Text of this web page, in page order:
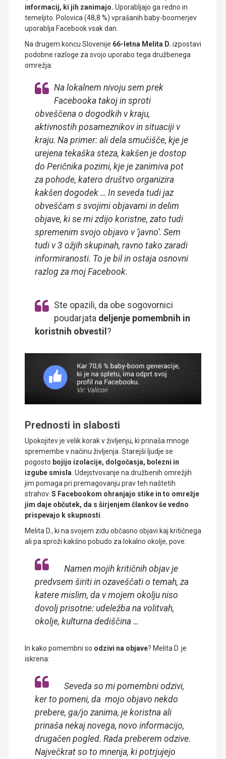
informacij, ki jih zanimajo. Uporabljajo ga redno in
temeljito. Polovica (48,8 %) vprašanih baby-boomerjev
uporablja Facebook vsak dan.
Na drugem koncu Slovenije 66-letna Melita D. izpostavi
podobne razloge za svojo uporabo tega družbenega
omrežja:
Na lokalnem nivoju sem prek
Facebooka takoj in sproti
obveščena o dogodkih v kraju,
aktivnostih posameznikov in situaciji v
kraju. Na primer: ali dela smučišče, kje je
urejena tekaška steza, kakšen je dostop
do Peričnika pozimi, kje je zanimiva pot
za pohode, katero društvo organizira
kakšen dogodek … In seveda tudi jaz
obveščam s svojimi objavami in delim
objave, ki se mi zdijo koristne, zato tudi
spremenim svojo objavo v ‘javno’. Sem
tudi v 3 ožjih skupinah, ravno tako zaradi
informiranosti. To je bil in ostaja osnovni
razlog za moj Facebook.
Ste opazili, da obe sogovornici
poudarjata deljenje pomembnih in
koristnih obvestil ?
Prednosti in slabosti
Upokojitev je velik korak v življenju, ki prinaša mnoge
spremembe v načinu življenja. Starejši ljudje se
pogosto bojijo izolacije, dolgočasja, bolezni in
izgube smisla . Udejstvovanje na družbenih omrežjih
jim pomaga pri premagovanju prav teh naštetih
strahov. S Facebookom ohranjajo stike in to omrežje
jim daje občutek, da s širjenjem člankov še vedno
prispevajo k skupnosti
Melita D., ki na svojem zidu občasno objavi kaj kritičnega
ali pa sproži kakšno pobudo za lokalno okolje, pove:
Namen mojih kritičnih objav je
predvsem širiti in ozaveščati o temah, za
katere mislim, da v mojem okolju niso
dovolj prisotne: udeležba na volitvah,
okolje, kulturna dediščina …
In kako pomembni so odzivi na objave? Melita D. je
iskrena:
Seveda so mi pomembni odzivi,
ker to pomeni, da mojo objavo nekdo
prebere, ga/jo zanima, je koristna ali
prinaša nekaj novega, novo informacijo,
drugačen pogled. Rada preberem odzive.
Največkrat so to mnenja, ki potrjujejo